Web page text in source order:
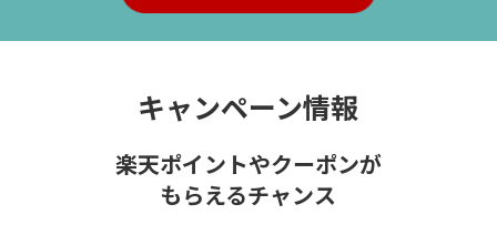
キャンペーン情報
楽天ポイントやクーポンが
もらえるチャンス